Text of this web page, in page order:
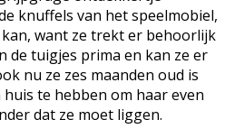
knuffels van het speelmobiel,
want ze trekt er behoorlijk
de tuigjes prima en kan ze er
nu ze zes maanden oud is
te hebben om haar even
dat ze moet liggen.